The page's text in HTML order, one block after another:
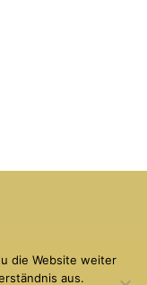
Datenschutz
die Website weiter
aus.